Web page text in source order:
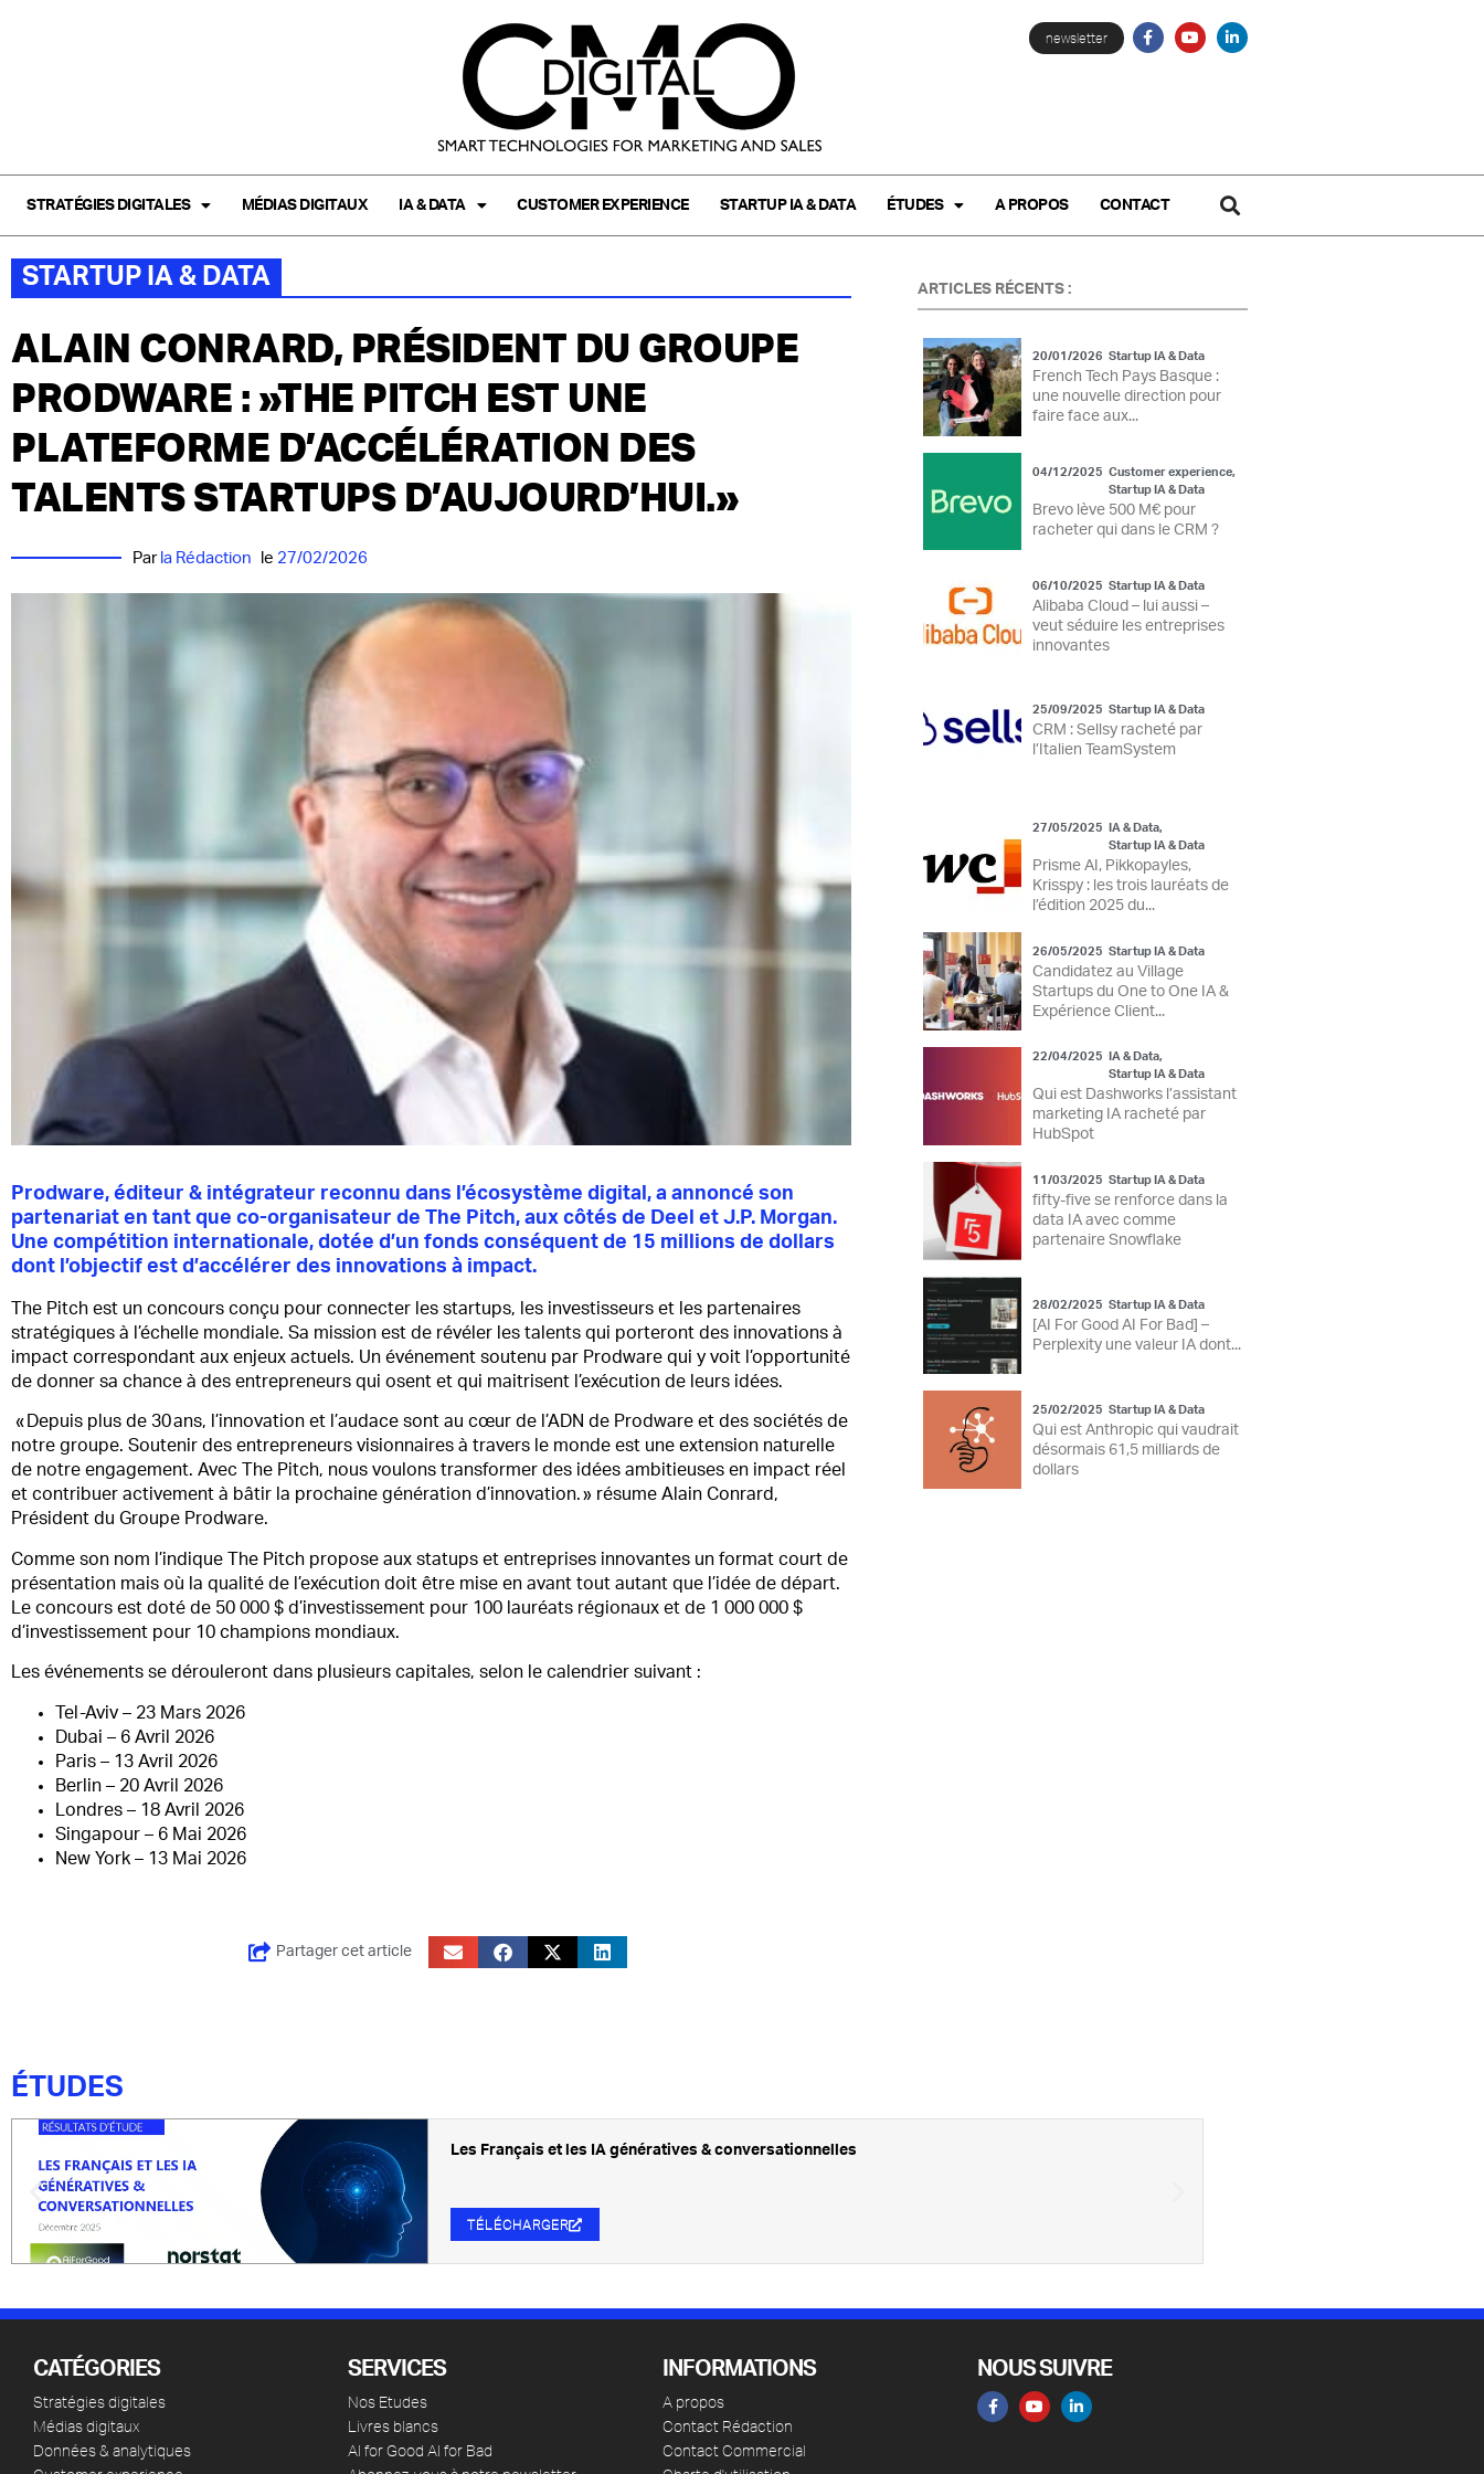
newsletter
STRATÉGIES DIGITALES MÉDIAS DIGITAUX IA & DATA CUSTOMER EXPERIENCE STARTUP IA & DATA ÉTUDES A PROPOS CONTACT
STARTUP IA & DATA
ALAIN CONRARD, PRÉSIDENT DU GROUPE
PRODWARE : »THE PITCH EST UNE
PLATEFORME D’ACCÉLÉRATION DES
TALENTS STARTUPS D’AUJOURD’HUI.»
Par la Rédaction le 27/02/2026
Prodware, éditeur & intégrateur reconnu dans l’écosystème digital, a annoncé son
partenariat en tant que co-organisateur de The Pitch, aux côtés de Deel et J.P. Morgan.
Une compétition internationale, dotée d’un fonds conséquent de 15 millions de dollars
dont l’objectif est d’accélérer des innovations à impact.
The Pitch est un concours conçu pour connecter les startups, les investisseurs et les partenaires
stratégiques à l’échelle mondiale. Sa mission est de révéler les talents qui porteront des innovations à
impact correspondant aux enjeux actuels. Un événement soutenu par Prodware qui y voit l’opportunité
de donner sa chance à des entrepreneurs qui osent et qui maitrisent l’exécution de leurs idées.
« Depuis plus de 30 ans, l’innovation et l’audace sont au cœur de l’ADN de Prodware et des sociétés de
notre groupe. Soutenir des entrepreneurs visionnaires à travers le monde est une extension naturelle
de notre engagement. Avec The Pitch, nous voulons transformer des idées ambitieuses en impact réel
et contribuer activement à bâtir la prochaine génération d’innovation. » résume Alain Conrard,
Président du Groupe Prodware.
Comme son nom l’indique The Pitch propose aux statups et entreprises innovantes un format court de
présentation mais où la qualité de l’exécution doit être mise en avant tout autant que l’idée de départ.
Le concours est doté de 50 000 $ d’investissement pour 100 lauréats régionaux et de 1 000 000 $
d’investissement pour 10 champions mondiaux.
Les événements se dérouleront dans plusieurs capitales, selon le calendrier suivant :
Tel-Aviv – 23 Mars 2026
Dubai – 6 Avril 2026
Paris – 13 Avril 2026
Berlin – 20 Avril 2026
Londres – 18 Avril 2026
Singapour – 6 Mai 2026
New York – 13 Mai 2026
Partager cet article
ARTICLES RÉCENTS :
20/01/2026 Startup IA & Data
French Tech Pays Basque :
une nouvelle direction pour
faire face aux...
04/12/2025 Customer experience,
Startup IA & Data
Brevo lève 500 M€ pour
racheter qui dans le CRM ?
06/10/2025 Startup IA & Data
Alibaba Cloud – lui aussi –
veut séduire les entreprises
innovantes
25/09/2025 Startup IA & Data
CRM : Sellsy racheté par
l’Italien TeamSystem
27/05/2025 IA & Data,
Startup IA & Data
Prisme AI, Pikkopayles,
Krisspy : les trois lauréats de
l’édition 2025 du...
26/05/2025 Startup IA & Data
Candidatez au Village
Startups du One to One IA &
Expérience Client...
22/04/2025 IA & Data,
Startup IA & Data
Qui est Dashworks l’assistant
marketing IA racheté par
HubSpot
11/03/2025 Startup IA & Data
fifty-five se renforce dans la
data IA avec comme
partenaire Snowflake
28/02/2025 Startup IA & Data
[AI For Good AI For Bad] –
Perplexity une valeur IA dont...
25/02/2025 Startup IA & Data
Qui est Anthropic qui vaudrait
désormais 61,5 milliards de
dollars
ÉTUDES
Les Français et les IA génératives & conversationnelles
TÉLÉCHARGER
CATÉGORIES
Stratégies digitales
Médias digitaux
Données & analytiques
SERVICES
Nos Etudes
Livres blancs
AI for Good AI for Bad
INFORMATIONS
A propos
Contact Rédaction
Contact Commercial
NOUS SUIVRE